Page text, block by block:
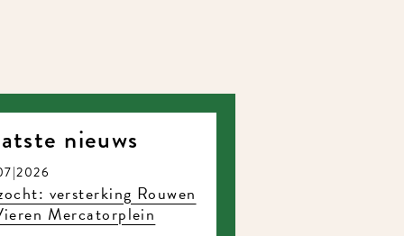
nieuws
versterking Rouwen
Mercatorplein